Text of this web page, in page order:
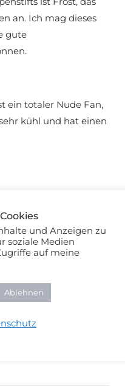
an. Ich mag dieses
gute
ein totaler Nude Fan,
kühl und hat einen
das Frost Finish
Frost Lippenstift
und Anzeigen zu
soziale Medien
auf meine
Ablehnen